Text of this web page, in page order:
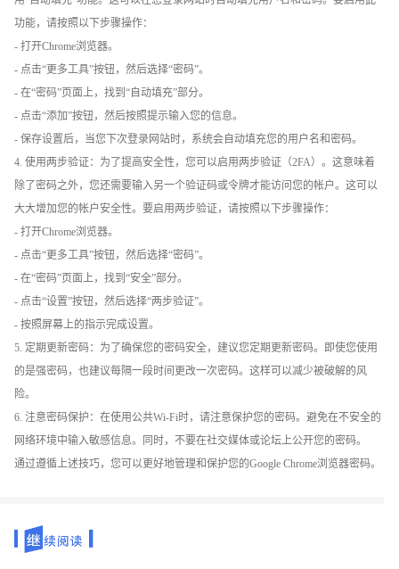
功能，请按照以下步骤操作：
- 打开Chrome浏览器。
- 点击“更多工具”按钮，然后选择“密码”。
- 在“密码”页面上，找到“自动填充”部分。
- 点击“添加”按钮，然后按照提示输入您的信息。
- 保存设置后，当您下次登录网站时，系统会自动填充您的用户名和密码。
4. 使用两步验证：为了提高安全性，您可以启用两步验证（2FA）。这意味着
除了密码之外，您还需要输入另一个验证码或令牌才能访问您的帐户。这可以
大大增加您的帐户安全性。要启用两步验证，请按照以下步骤操作：
- 打开Chrome浏览器。
- 点击“更多工具”按钮，然后选择“密码”。
- 在“密码”页面上，找到“安全”部分。
- 点击“设置”按钮，然后选择“两步验证”。
- 按照屏幕上的指示完成设置。
5. 定期更新密码：为了确保您的密码安全，建议您定期更新密码。即使您使用
的是强密码，也建议每隔一段时间更改一次密码。这样可以减少被破解的风
险。
6. 注意密码保护：在使用公共Wi-Fi时，请注意保护您的密码。避免在不安全的
网络环境中输入敏感信息。同时，不要在社交媒体或论坛上公开您的密码。
通过遵循上述技巧，您可以更好地管理和保护您的Google Chrome浏览器密码。